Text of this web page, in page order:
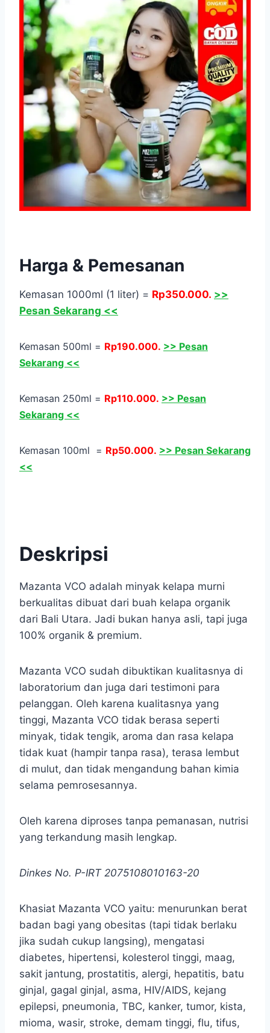
Harga & Pemesanan
Kemasan 1000ml (1 liter) = Rp350.000. >>
Pesan Sekarang <<
Kemasan 500ml = Rp190.000. >> Pesan
Sekarang <<
Kemasan 250ml = Rp110.000. >> Pesan
Sekarang <<
Kemasan 100ml = Rp50.000. >> Pesan Sekarang
<<
Deskripsi
Mazanta VCO adalah minyak kelapa murni
berkualitas dibuat dari buah kelapa organik
dari Bali Utara. Jadi bukan hanya asli, tapi juga
100% organik & premium.
Mazanta VCO sudah dibuktikan kualitasnya di
laboratorium dan juga dari testimoni para
pelanggan. Oleh karena kualitasnya yang
tinggi, Mazanta VCO tidak berasa seperti
minyak, tidak tengik, aroma dan rasa kelapa
tidak kuat (hampir tanpa rasa), terasa lembut
di mulut, dan tidak mengandung bahan kimia
selama pemrosesannya.
Oleh karena diproses tanpa pemanasan, nutrisi
yang terkandung masih lengkap.
Dinkes No. P-IRT 2075108010163-20
Khasiat Mazanta VCO yaitu: menurunkan berat
badan bagi yang obesitas (tapi tidak berlaku
jika sudah cukup langsing), mengatasi
diabetes, hipertensi, kolesterol tinggi, maag,
sakit jantung, prostatitis, alergi, hepatitis, batu
ginjal, gagal ginjal, asma, HIV/AIDS, kejang
epilepsi, pneumonia, TBC, kanker, tumor, kista,
mioma, wasir, stroke, demam tinggi, flu, tifus,